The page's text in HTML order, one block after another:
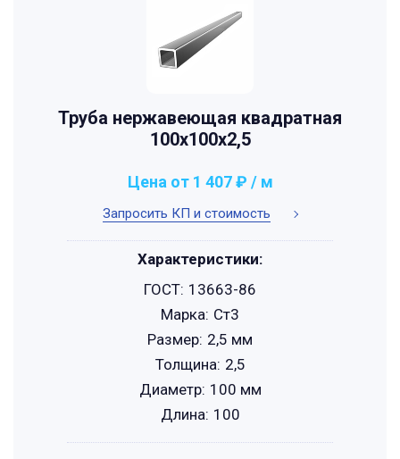
Труба нержавеющая квадратная
100х100х2,5
Запросить КП и стоимость
Цена от 1 407 ₽ / м
Характеристики:
ГОСТ: 13663-86
Марка: Ст3
Размер: 2,5 мм
Толщина: 2,5
Диаметр: 100 мм
Длина: 100